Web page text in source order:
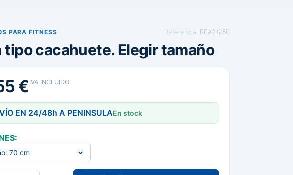
PARA FITNESS Referencia: REA21250
tipo cacahuete. Elegir tamaño
€ IVA INCLUIDO
EN 24/48h A PENINSULAEn stock